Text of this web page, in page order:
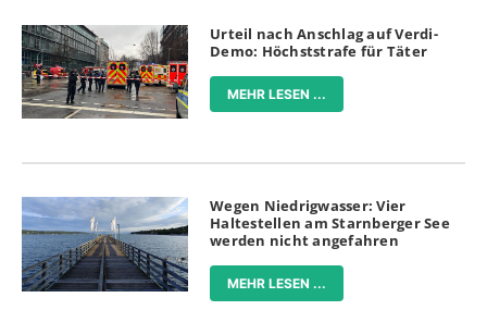
Urteil nach Anschlag auf Verdi-
Demo: Höchststrafe für Täter
MEHR LESEN ...
Wegen Niedrigwasser: Vier
Haltestellen am Starnberger See
werden nicht angefahren
MEHR LESEN ...